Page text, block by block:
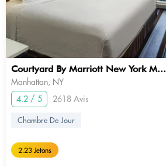
Courtyard By Marriott New York M...
Manhattan, NY
4.2 / 5
2618 Avis
Chambre De Jour
2.23 Jetons